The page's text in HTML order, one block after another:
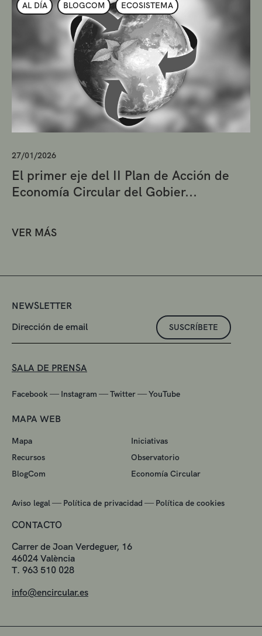
AL DÍA BLOGCOM ECOSISTEMA
27/01/2026
El primer eje del II Plan de Acción de
Economía Circular del Gobier...
VER MÁS
NEWSLETTER
SUSCRÍBETE
SALA DE PRENSA
Facebook — Instagram —Twitter—YouTube
MAPA WEB
Mapa
Iniciativas
Recursos
Observatorio
BlogCom
Economía Circular
Aviso legal — Política de privacidad — Política de cookies
CONTACTO
Carrer de Joan Verdeguer, 16
46024 València
T. 963 510 028
info@encircular.es